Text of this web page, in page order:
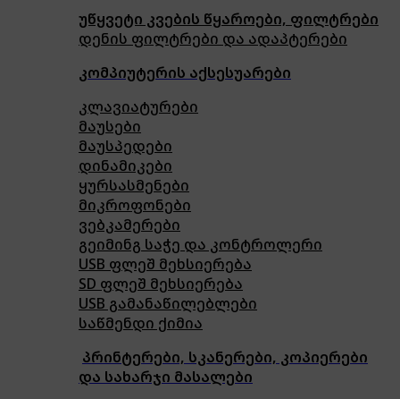
უწყვეტი კვების წყაროები, ფილტრები
დენის ფილტრები და ადაპტერები
კომპიუტერის აქსესუარები
კლავიატურები
მაუსები
მაუსპედები
დინამიკები
ყურსასმენები
მიკროფონები
ვებკამერები
გეიმინგ საჭე და კონტროლერი
USB ფლეშ მეხსიერება
SD ფლეშ მეხსიერება
USB გამანაწილებლები
საწმენდი ქიმია
პრინტერები, სკანერები, კოპიერები
და სახარჯი მასალები